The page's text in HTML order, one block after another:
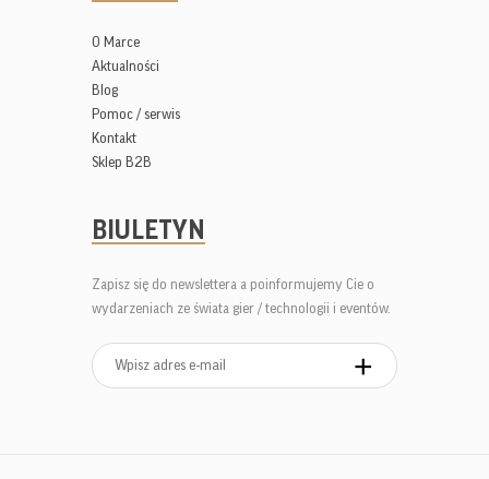
O Marce
Aktualności
Blog
Pomoc / serwis
Kontakt
Sklep B2B
BIULETYN
Zapisz się do newslettera a poinformujemy Cie o
wydarzeniach ze świata gier / technologii i eventów.